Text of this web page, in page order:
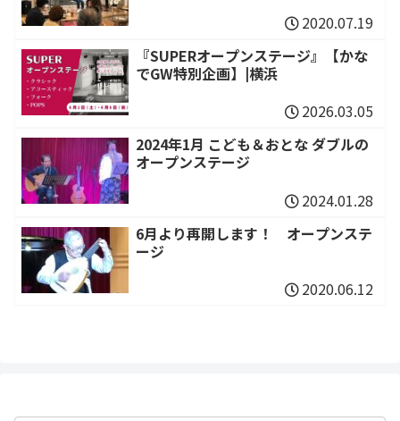
2020.07.19
『SUPERオープンステージ』【かな
でGW特別企画】|横浜
2026.03.05
2024年1月 こども＆おとな ダブルの
オープンステージ
2024.01.28
6月より再開します！ オープンステ
ージ
2020.06.12